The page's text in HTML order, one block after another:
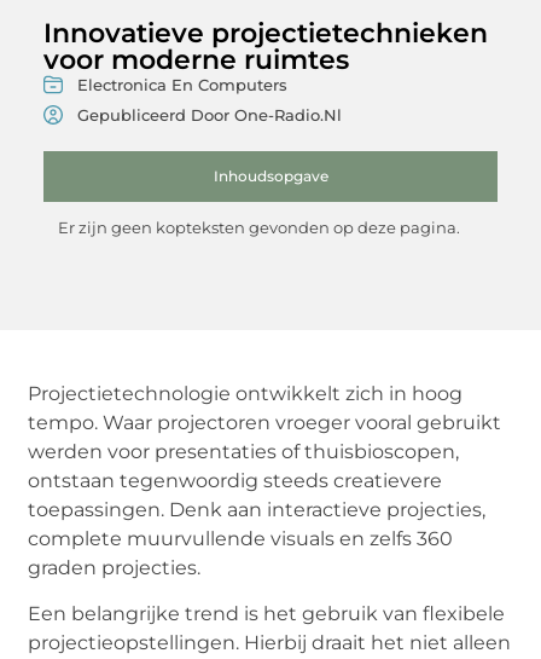
Innovatieve projectietechnieken
voor moderne ruimtes
Electronica En Computers
Gepubliceerd Door One-Radio.nl
Inhoudsopgave
Er zijn geen kopteksten gevonden op deze pagina.
Projectietechnologie ontwikkelt zich in hoog
tempo. Waar projectoren vroeger vooral gebruikt
werden voor presentaties of thuisbioscopen,
ontstaan tegenwoordig steeds creatievere
toepassingen. Denk aan interactieve projecties,
complete muurvullende visuals en zelfs 360
graden projecties.
Een belangrijke trend is het gebruik van flexibele
projectieopstellingen. Hierbij draait het niet alleen